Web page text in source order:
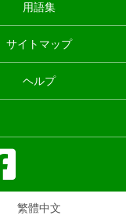
用語集
サイトマップ
ヘルプ
繁體中文